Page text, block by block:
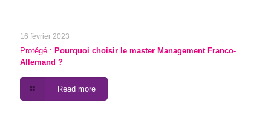
16 février 2023
Protégé : Pourquoi choisir le master Management Franco-
Allemand ?
Read more